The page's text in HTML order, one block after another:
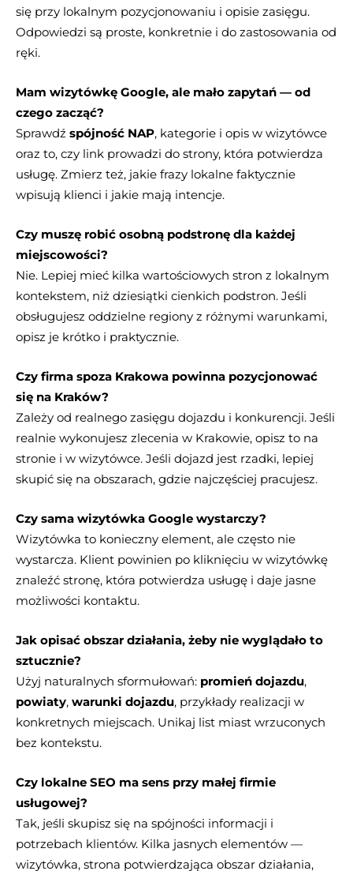
się przy lokalnym pozycjonowaniu i opisie zasięgu.
Odpowiedzi są proste, konkretnie i do zastosowania od
ręki.
Mam wizytówkę Google, ale mało zapytań — od
czego zacząć?
Sprawdź spójność NAP, kategorie i opis w wizytówce
oraz to, czy link prowadzi do strony, która potwierdza
usługę. Zmierz też, jakie frazy lokalne faktycznie
wpisują klienci i jakie mają intencje.
Czy muszę robić osobną podstronę dla każdej
miejscowości?
Nie. Lepiej mieć kilka wartościowych stron z lokalnym
kontekstem, niż dziesiątki cienkich podstron. Jeśli
obsługujesz oddzielne regiony z różnymi warunkami,
opisz je krótko i praktycznie.
Czy firma spoza Krakowa powinna pozycjonować
się na Kraków?
Zależy od realnego zasięgu dojazdu i konkurencji. Jeśli
realnie wykonujesz zlecenia w Krakowie, opisz to na
stronie i w wizytówce. Jeśli dojazd jest rzadki, lepiej
skupić się na obszarach, gdzie najczęściej pracujesz.
Czy sama wizytówka Google wystarczy?
Wizytówka to konieczny element, ale często nie
wystarcza. Klient powinien po kliknięciu w wizytówkę
znaleźć stronę, która potwierdza usługę i daje jasne
możliwości kontaktu.
Jak opisać obszar działania, żeby nie wyglądało to
sztucznie?
Użyj naturalnych sformułowań: promień dojazdu,
powiaty, warunki dojazdu, przykłady realizacji w
konkretnych miejscach. Unikaj list miast wrzuconych
bez kontekstu.
Czy lokalne SEO ma sens przy małej firmie
usługowej?
Tak, jeśli skupisz się na spójności informacji i
potrzebach klientów. Kilka jasnych elementów —
wizytówka, strona potwierdzająca obszar działania,